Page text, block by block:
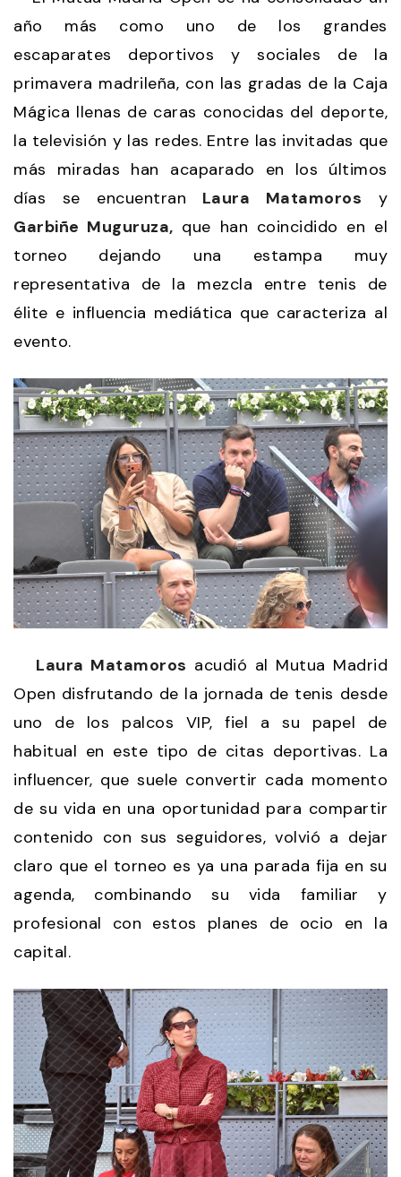
año más como uno de los grandes
escaparates deportivos y sociales de la
primavera madrileña, con las gradas de la Caja
Mágica llenas de caras conocidas del deporte,
la televisión y las redes. Entre las invitadas que
más miradas han acaparado en los últimos
días se encuentran Laura Matamoros y
Garbiñe Muguruza, que han coincidido en el
torneo dejando una estampa muy
representativa de la mezcla entre tenis de
élite e influencia mediática que caracteriza al
evento.
Laura Matamoros acudió al Mutua Madrid
Open disfrutando de la jornada de tenis desde
uno de los palcos VIP, fiel a su papel de
habitual en este tipo de citas deportivas. La
influencer, que suele convertir cada momento
de su vida en una oportunidad para compartir
contenido con sus seguidores, volvió a dejar
claro que el torneo es ya una parada fija en su
agenda, combinando su vida familiar y
profesional con estos planes de ocio en la
capital.